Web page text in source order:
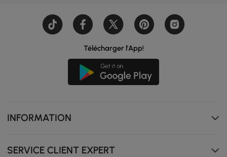
votre îlot de cuisine.
Télécharger l'App!
INFORMATION
SERVICE CLIENT EXPERT